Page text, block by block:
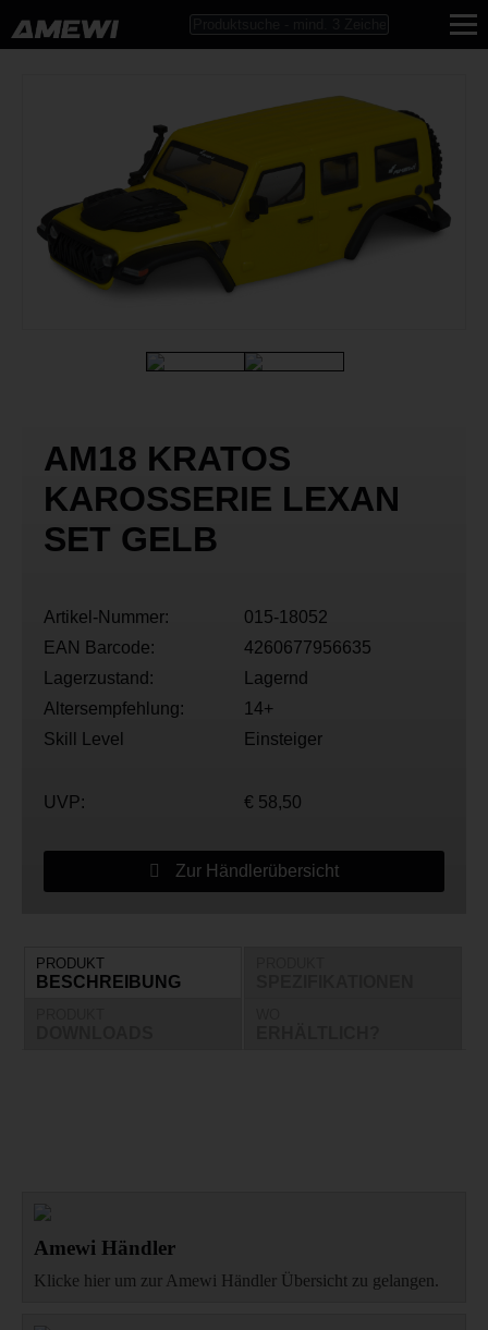
AM18 KRATOS
KAROSSERIE LEXAN
SET GELB
Artikel-Nummer:
015-18052
EAN Barcode:
4260677956635
Lagerzustand:
Lagernd
Altersempfehlung:
14+
Skill Level
Einsteiger
UVP: € 58,50
Zur Händlerübersicht
PRODUKT
BESCHREIBUNG
Amewi Händler
Klicke hier um zur Amewi Händler Übersicht zu gelangen.